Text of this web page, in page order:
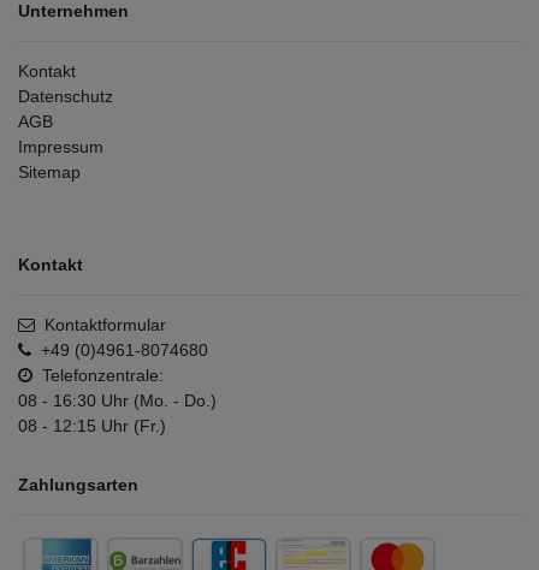
Unternehmen
Kontakt
Datenschutz
AGB
Impressum
Sitemap
Kontakt
Kontaktformular
+49 (0)4961-8074680
Telefonzentrale:
08 - 16:30 Uhr (Mo. - Do.)
08 - 12:15 Uhr (Fr.)
Zahlungsarten